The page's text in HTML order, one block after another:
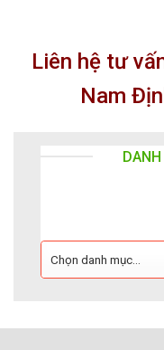
Liên hệ tư
Nam
81 SẢN PHẨM